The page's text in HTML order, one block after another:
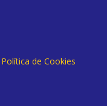
Política de Cookies